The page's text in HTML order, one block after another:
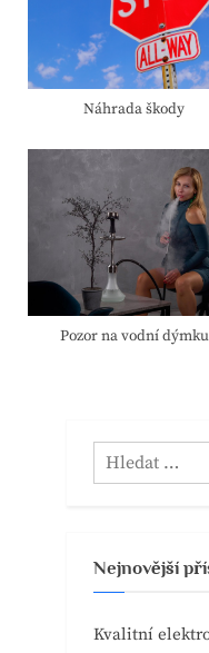
Náhrada škody
Pozor na vodní dýmku
Vyhledávání
Nejnovější
Kvalitní